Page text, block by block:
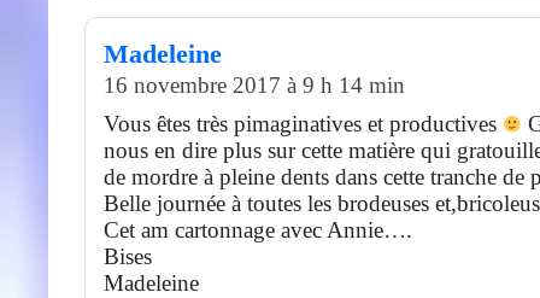
Madeleine
16 novembre 2017 à 9 h 14 min
Vous êtes très pimaginatives et productives
nous en dire plus sur cette matière qui
de mordre à pleine dents dans cette tranche de
Belle journée à toutes les brodeuses
Cet am cartonnage avec Annie….
Bises
Madeleine